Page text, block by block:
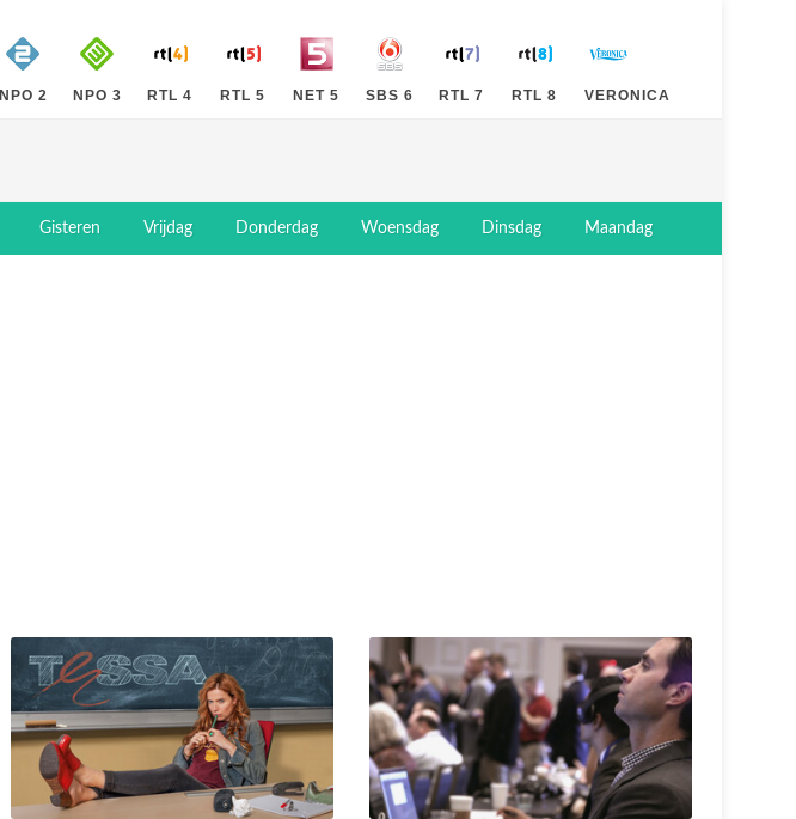
NPO 2 NPO 3 RTL 4 RTL 5 NET 5 SBS 6 RTL 7 RTL 8 VERONICA
Gisteren Vrijdag Donderdag Woensdag Dinsdag Maandag